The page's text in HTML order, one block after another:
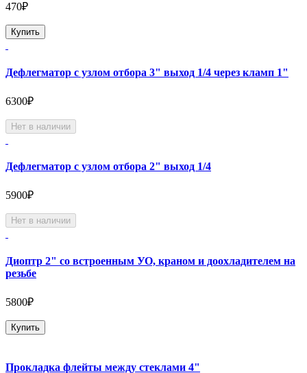
470₽
Купить
Дефлегматор с узлом отбора 3" выход 1/4 через кламп 1"
6300₽
Нет в наличии
Дефлегматор с узлом отбора 2" выход 1/4
5900₽
Нет в наличии
Диоптр 2" со встроенным УО, краном и доохладителем на
резьбе
5800₽
Купить
Прокладка флейты между стеклами 4"